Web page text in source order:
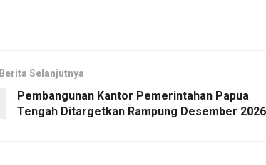
Berita Selanjutnya
Pembangunan Kantor Pemerintahan Papua
Tengah Ditargetkan Rampung Desember 2026